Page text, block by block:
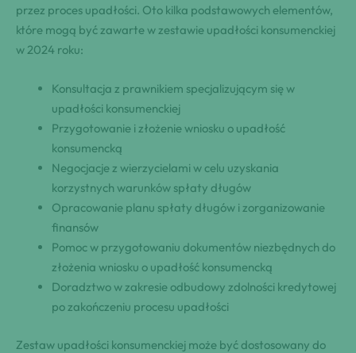
przez proces upadłości. Oto kilka podstawowych elementów,
które mogą być zawarte w zestawie upadłości konsumenckiej
w 2024 roku:
Konsultacja z prawnikiem specjalizującym się w
upadłości konsumenckiej
Przygotowanie i złożenie wniosku o upadłość
konsumencką
Negocjacje z wierzycielami w celu uzyskania
korzystnych warunków spłaty długów
Opracowanie planu spłaty długów i zorganizowanie
finansów
Pomoc w przygotowaniu dokumentów niezbędnych do
złożenia wniosku o upadłość konsumencką
Doradztwo w zakresie odbudowy zdolności kredytowej
po zakończeniu procesu upadłości
Zestaw upadłości konsumenckiej może być dostosowany do